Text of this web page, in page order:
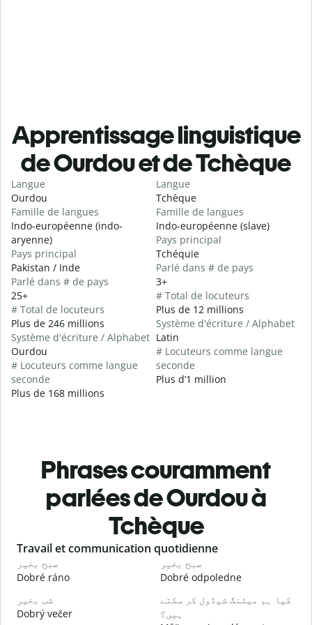
Apprentissage linguistique
de Ourdou et de Tchèque
Langue
Ourdou
Famille de langues
Indo-européenne (indo-
aryenne)
Pays principal
Pakistan / Inde
Parlé dans # de pays
25+
# Total de locuteurs
Plus de 246 millions
Système d'écriture / Alphabet
Ourdou
# Locuteurs comme langue
seconde
Plus de 168 millions
Langue
Tchèque
Famille de langues
Indo-européenne (slave)
Pays principal
Tchéquie
Parlé dans # de pays
3+
# Total de locuteurs
Plus de 12 millions
Système d'écriture / Alphabet
Latin
# Locuteurs comme langue
seconde
Plus d’1 million
Phrases couramment
parlées de Ourdou à
Tchèque
Slide 1 of 6
Travail et communication quotidienne
صبح بخیر
Dobré ráno
صبح بخیر
Dobré odpoledne
شب بخیر
Dobrý večer
کیا ہم میٹنگ شیڈول کر سکتے
ہیں؟